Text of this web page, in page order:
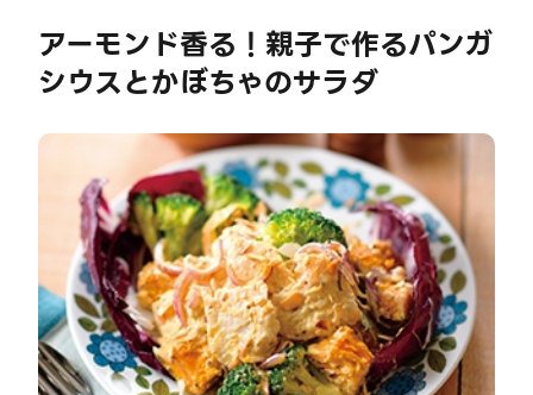
アーモンド香る！親子で作るパンガ
シウスとかぼちゃのサラダ